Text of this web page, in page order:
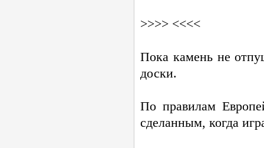
>>>> <<<<
Пока камень не
доски.
По правилам
сделанным, когда